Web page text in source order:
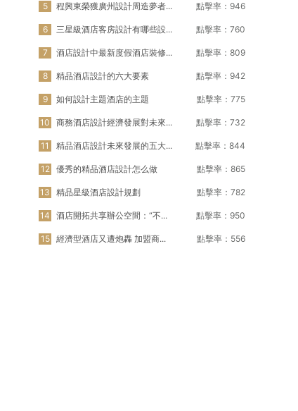
點擊率：946
5 程興東榮獲廣州設計周造夢者...
點擊率：760
6 三星級酒店客房設計有哪些設...
點擊率：809
7 酒店設計中最新度假酒店裝修...
點擊率：942
8 精品酒店設計的六大要素
點擊率：775
9 如何設計主題酒店的主題
點擊率：732
10 商務酒店設計經濟發展對未來...
點擊率：844
11 精品酒店設計未來發展的五大...
點擊率：865
12 優秀的精品酒店設計怎么做
點擊率：782
13 精品星級酒店設計規劃
點擊率：950
14 酒店開拓共享辦公空間：“不...
點擊率：556
15 經濟型酒店又遭炮轟 加盟商...